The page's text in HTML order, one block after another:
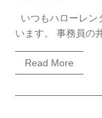
いつもハローレン
います。 事務員
Read More